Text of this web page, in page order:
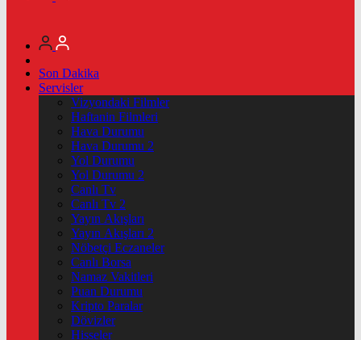
Son Dakika
Servisler
Vizyondaki Filmler
Haftanin Filmleri
Hava Durumu
Hava Durumu 2
Yol Durumu
Yol Durumu 2
Canlı Tv
Canlı Tv 2
Yayın Akışları
Yayın Akışları 2
Nöbetçi Eczaneler
Canlı Borsa
Namaz Vakitleri
Puan Durumu
Kripto Paralar
Dövizler
Hisseler